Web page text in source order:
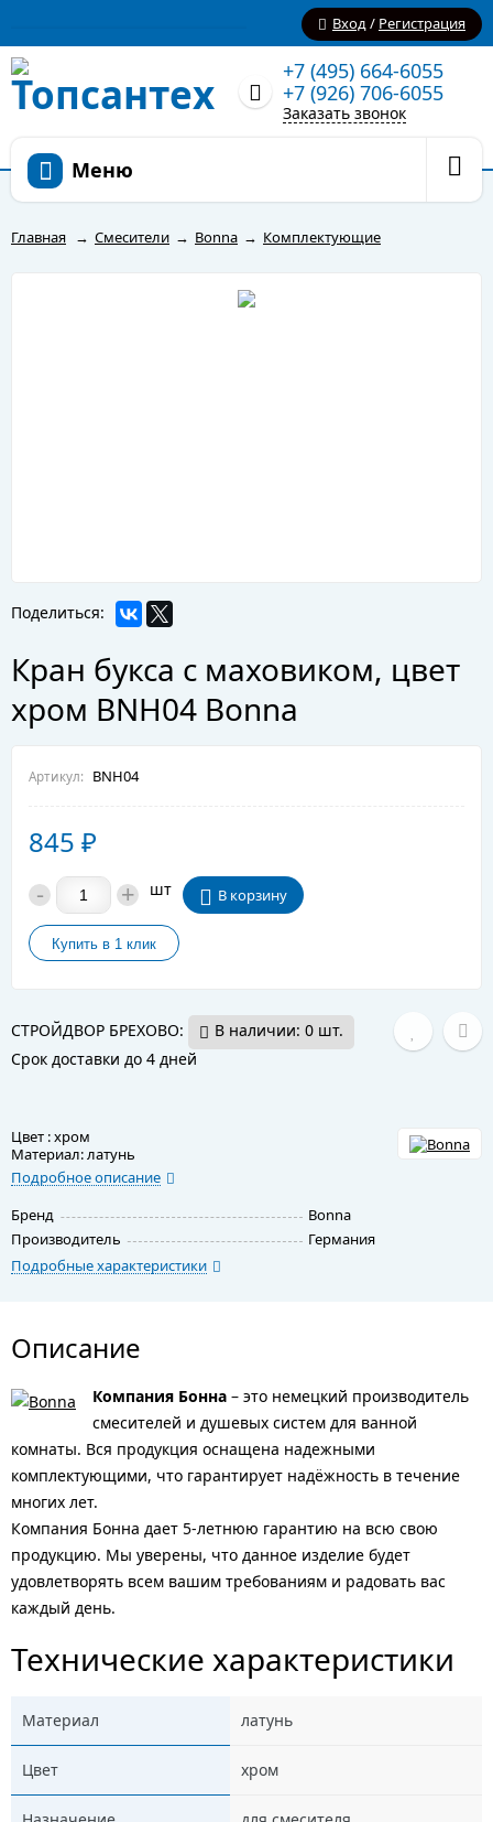
Вход/ Регистрация
+7 (495) 664-6055
+7 (926) 706-6055
Заказать звонок
Меню
Главная → Смесители → Bonna → Комплектующие
Поделиться:
Кран букса с маховиком, цвет
хром BNH04 Bonna
Артикул: BNH04
845 ₽
- + шт В корзину
СТРОЙДВОР БРЕХОВО:
В наличии: 0 шт.
Срок доставки до 4 дней
Цвет : хром
Материал: латунь
Подробное описание
Бренд
Bonna
Производитель
Германия
Подробные характеристики
Описание
Компания Бонна – это немецкий производитель
смесителей и душевых систем для ванной
комнаты. Вся продукция оснащена надежными
комплектующими, что гарантирует надёжность в течение
многих лет.
Компания Бонна дает 5-летнюю гарантию на всю свою
продукцию. Мы уверены, что данное изделие будет
удовлетворять всем вашим требованиям и радовать вас
каждый день.
Технические характеристики
Материал латунь
Цвет хром